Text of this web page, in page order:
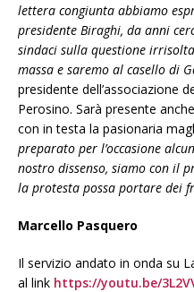
lettera congiunta abbiamo
presidente Biraghi, da anni
sindaci sulla questione
massa e saremo al casello di
presidente dell’associazione
Perosino. Sarà presente
con in testa la pasionaria
preparato per l’occasione
nostro dissenso, siamo con il
la protesta possa portare dei
Marcello Pasquero
Il servizio andato in onda su
al link https://youtu.be/